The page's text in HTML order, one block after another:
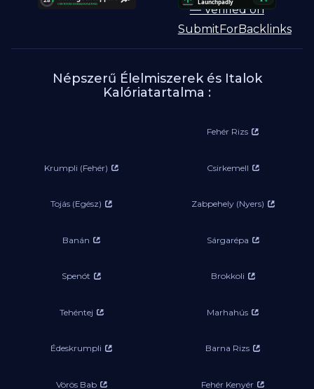
Népszerű Élelmiszerek és Italok
Kalóriatartalma :
Fehér Rizs
Krumpli (Fehér) Csirkemell
Tojás (Egész) Zabpehely (Nyers)
Banán Sárgarépa
Spenót Brokkoli
Tehéntej Marhahús
Édeskrumpli Barna Rizs
Vörös Bab Fehér Kenyér